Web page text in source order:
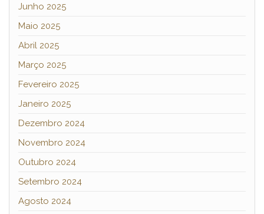
Junho 2025
Maio 2025
Abril 2025
Março 2025
Fevereiro 2025
Janeiro 2025
Dezembro 2024
Novembro 2024
Outubro 2024
Setembro 2024
Agosto 2024